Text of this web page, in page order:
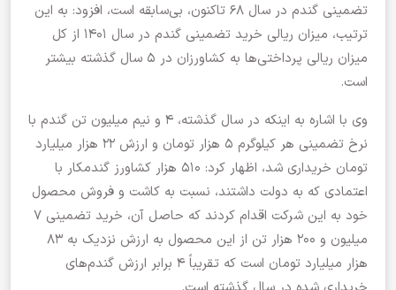
تضمینی گندم در سال ۶۸ تاکنون، بی‌سابقه است، افزود: به این
ترتیب، میزان ریالی خرید تضمینی گندم در سال ۱۴۰۱ از کل
میزان ریالی پرداختی‌ها به کشاورزان در ۵ سال گذشته بیشتر
است.
وی با اشاره به اینکه در سال گذشته، ۴ و نیم میلیون تن گندم با
نرخ تضمینی هر کیلوگرم ۵ هزار تومان و ارزش ۲۲ هزار میلیارد
تومان خریداری شد، اظهار کرد: ۵۱۰ هزار کشاورز گندمکار با
اعتمادی که به دولت داشتند، نسبت به کاشت و فروش محصول
خود به این شرکت اقدام کردند که حاصل آن، خرید تضمینی ۷
میلیون و ۲۰۰ هزار تن از این محصول به ارزش نزدیک به ۸۳
هزار میلیارد تومان است که تقریباً ۴ برابر ارزش گندم‌های